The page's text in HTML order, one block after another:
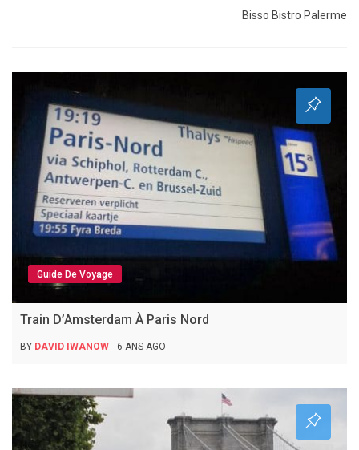
Bisso Bistro Palerme
Guide De Voyage
Train D’Amsterdam À Paris Nord
BY DAVID IWANOW 6 ANS AGO